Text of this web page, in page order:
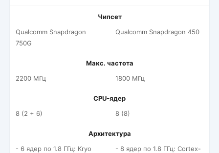
Чипсет
Qualcomm Snapdragon
750G
Qualcomm Snapdragon 450
Макс. частота
2200 МГц
1800 МГц
CPU-ядер
8 (2 + 6)
8 (8)
Архитектура
- 6 ядер по 1.8 ГГц: Kryo
- 8 ядер по 1.8 ГГц: Cortex-